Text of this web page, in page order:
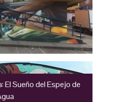
El Sueño del Espejo de